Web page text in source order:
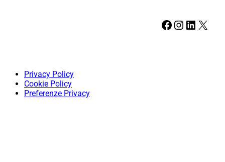
Facebook Instagram LinkedIn X
Privacy Policy
Cookie Policy
Preferenze Privacy